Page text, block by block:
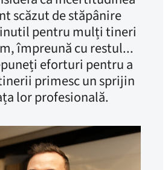
scăzut de stăpânire
inutil pentru mulți tineri
împreună cu restul...
eforturi pentru a
primesc un sprijin
lor profesională.